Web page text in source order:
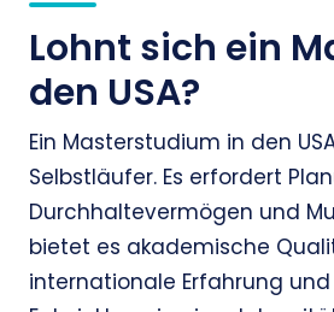
Lohnt sich ein
den USA?
Ein Masterstudium in den
Selbstläufer. Es erfordert
Durchhaltevermögen und
bietet es akademische
internationale Erfahrung